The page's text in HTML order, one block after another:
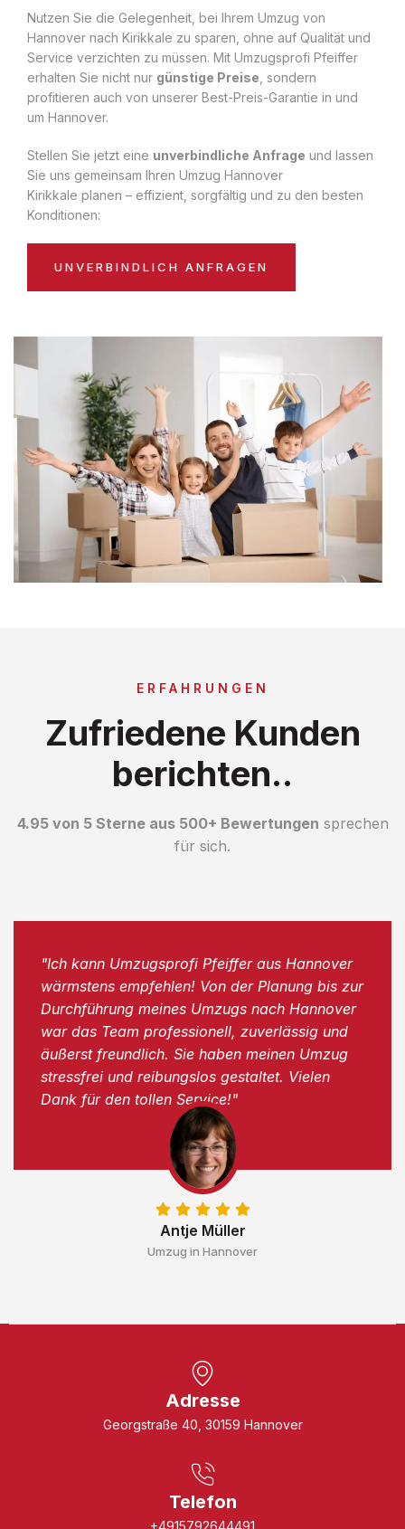
Nutzen Sie die Gelegenheit, bei Ihrem Umzug von
Hannover nach Kirikkale zu sparen, ohne auf Qualität und
Service verzichten zu müssen. Mit Umzugsprofi Pfeiffer
erhalten Sie nicht nur günstige Preise , sondern
profitieren auch von unserer Best-Preis-Garantie in und
um Hannover.
Stellen Sie jetzt eine unverbindliche Anfrage und lassen
Sie uns gemeinsam Ihren Umzug Hannover
Kirikkale planen – effizient, sorgfältig und zu den besten
Konditionen:
UNVERBINDLICH ANFRAGEN
ERFAHRUNGEN
Zufriedene Kunden
berichten..
4.95 von 5 Sterne aus 500+ Bewertungen sprechen
für sich.
Antje Müller
Umzug in Hannover
"Ich kann Umzugsprofi Pfeiffer aus Hannover
wärmstens empfehlen! Von der Planung bis zur
Durchführung meines Umzugs nach Hannover
war das Team professionell, zuverlässig und
äußerst freundlich. Sie haben meinen Umzug
stressfrei und reibungslos gestaltet. Vielen
Dank für den tollen Service!"
Adresse
Georgstraße 40, 30159 Hannover
Telefon
+4915792644491